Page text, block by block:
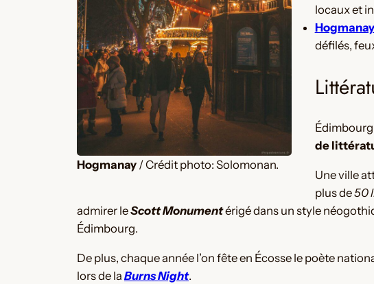
Hogmanay / Crédit photo: Solomonan.
locaux et
Hogmanay
défilés,
de
Une ville
plus de50
admirer leScott Monumentérigé dans un style
Édimbourg.
De plus, chaque année l’on fête en Écosse le poète
lors de la Burns Night.